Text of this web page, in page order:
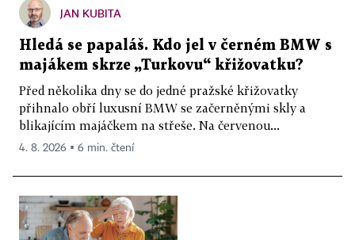
JAN KUBITA
Hledá se papaláš. Kdo jel v černém BMW s
majákem skrze „Turkovu“ křižovatku?
Před několika dny se do jedné pražské křižovatky
přihnalo obří luxusní BMW se začerněnými skly a
blikajícím majáčkem na střeše. Na červenou...
4. 8. 2026 ▪ 6 min. čtení